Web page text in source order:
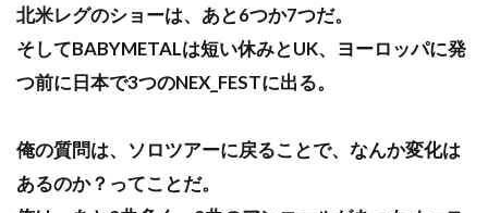
北米レグのショーは、あと6つか7つだ。
そしてBABYMETALは短い休みとUK、ヨーロッパに発
つ前に日本で3つのNEX_FESTに出る。
俺の質問は、ソロツアーに戻ることで、なんか変化は
あるのか？ってことだ。